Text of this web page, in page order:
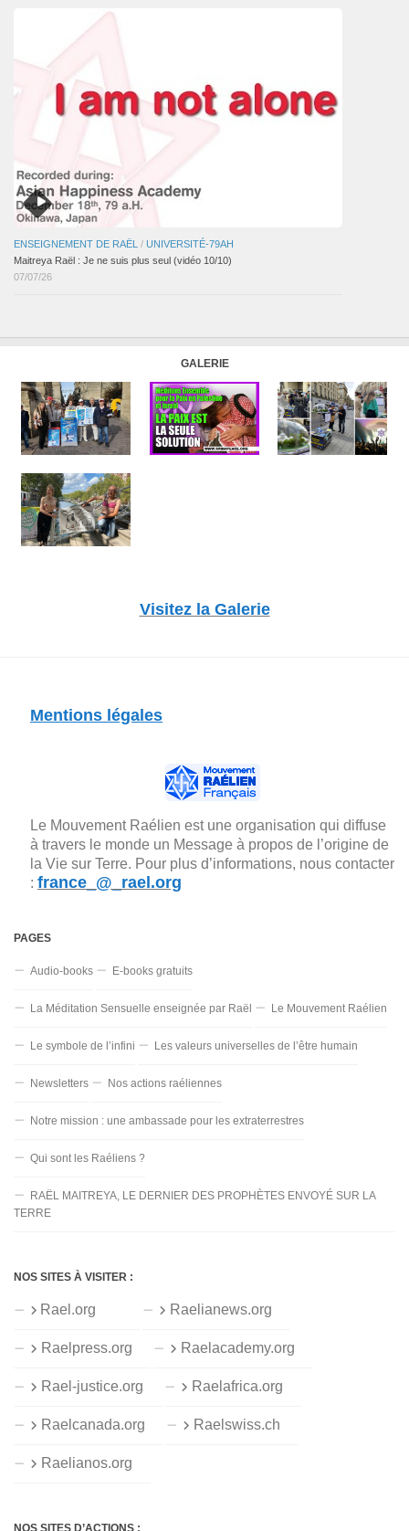
ENSEIGNEMENT DE RAËL / UNIVERSITÉ-79AH
Maitreya Raël : Je ne suis plus seul (vidéo 10/10)
07/07/26
GALERIE
Visitez la Galerie
Mentions légales
Le Mouvement Raélien est une organisation qui diffuse
à travers le monde un Message à propos de l’origine de
la Vie sur Terre. Pour plus d’informations, nous contacter
: france_@_rael.org
PAGES
Audio-books E-books gratuits
La Méditation Sensuelle enseignée par Raël Le Mouvement Raélien
Le symbole de l’infini Les valeurs universelles de l’être humain
Newsletters Nos actions raéliennes
Notre mission : une ambassade pour les extraterrestres
Qui sont les Raéliens ?
RAËL MAITREYA, LE DERNIER DES PROPHÈTES ENVOYÉ SUR LA
TERRE
NOS SITES À VISITER :
Rael.org Raelianews.org
Raelpress.org Raelacademy.org
Rael-justice.org Raelafrica.org
Raelcanada.org Raelswiss.ch
Raelianos.org